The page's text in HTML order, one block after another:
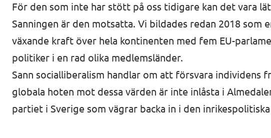
För den som inte har stött på oss tidigare kan det vara
Sanningen är den motsatta. Vi bildades redan 2018
växande kraft över hela kontinenten med fem EU-
politiker i en rad olika medlemsländer.
Sann socialliberalism handlar om att försvara individens
globala hoten mot dessa värden är inte inlåsta i
partiet i Sverige som vägrar backa in i den